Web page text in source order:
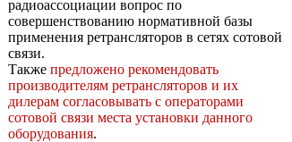
радиоассоциации вопрос по
совершенствованию нормативной базы
применения ретрансляторов в сетях сотовой
связи.
Также предложено рекомендовать
производителям ретрансляторов и их
дилерам согласовывать с операторами
сотовой связи места установки данного
оборудования.